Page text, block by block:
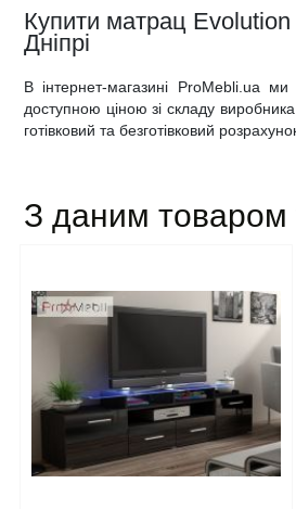
Купити матрац Evolution
Дніпрі
В інтернет-магазині ProMebli.ua
доступною ціною зі складу
готівковий та безготівковий
З даним товаром